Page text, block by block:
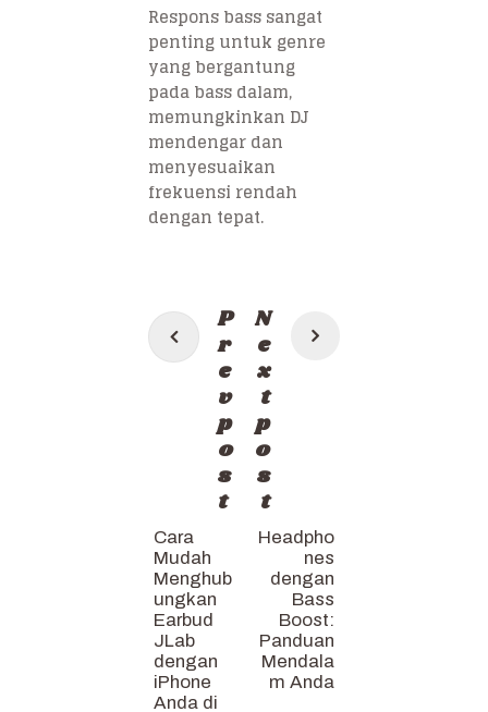
Respons bass sangat
penting untuk genre
yang bergantung
pada bass dalam,
memungkinkan DJ
mendengar dan
menyesuaikan
frekuensi rendah
dengan tepat.
Post
navigation
P
r
e
v
p
o
s
t
Cara
Mudah
Menghub
ungkan
Earbud
JLab
dengan
iPhone
Anda di
N
e
x
t
p
o
s
t
Headpho
nes
dengan
Bass
Boost:
Panduan
Mendala
m Anda